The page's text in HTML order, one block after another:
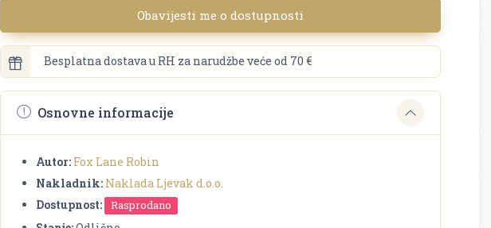
Obavijesti me o dostupnosti
Besplatna dostava u RH za narudžbe veće od 70 €
Osnovne informacije
Autor: Fox Lane Robin
Nakladnik: Naklada Ljevak d.o.o.
Dostupnost:
Rasprodano